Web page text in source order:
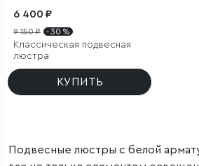
6 400 ₽
9 150 ₽ - 30 %
Классическая подвесная
люстра
КУПИТЬ
Подвесные люстры с белой